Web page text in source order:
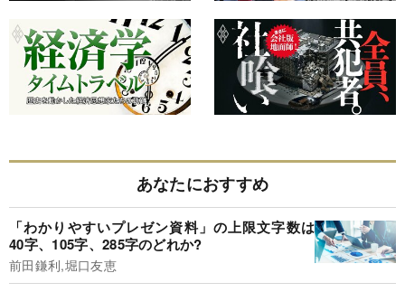
あなたにおすすめ
「わかりやすいプレゼン資料」の上限文字数は
40字、105字、285字のどれか?
前田鎌利,堀口友恵